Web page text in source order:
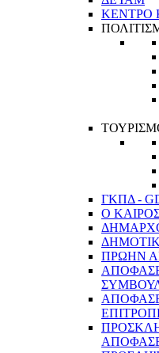
ΚΕΝΤΡΟ
ΓΚΠΔ -
Ο
ΠΡΩΗΝ